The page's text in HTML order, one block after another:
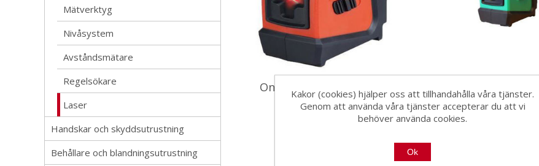
Online 2R krysslaser röd Online 2G
Mätverktyg
Nivåsystem
Avståndsmätare
Regelsökare
Laser
Handskar och skyddsutrustning
Behållare och blandningsutrustning
Kakor (cookies) hjälper oss att tillhandahålla våra tjänster.
Genom att använda våra tjänster accepterar du att vi
behöver använda cookies.
Ok